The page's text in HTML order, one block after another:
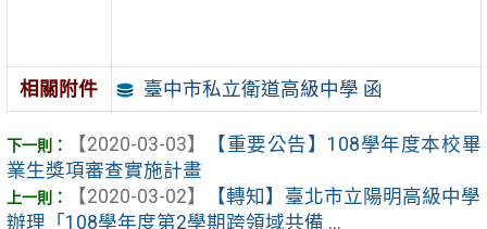
相關附件 臺中市私立衛道高級中學 函
【2020-03-03】
【重要公告】108學年度本校畢
業生獎項審查實施計畫
【2020-03-02】
【轉知】臺北市立陽明高級中學
辦理「108學年度第2學期跨領域共備 ...